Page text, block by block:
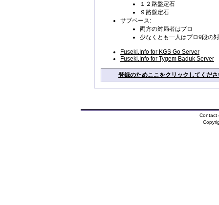
１２路盤定石
９路盤定石
サブベース:
両方の対局者はプロ
少なくとも一人はプロ9段の
Fuseki.Info for KGS Go Server
Fuseki.Info for Tygem Baduk Server
登録のためここをクリックしてくだ
Contact